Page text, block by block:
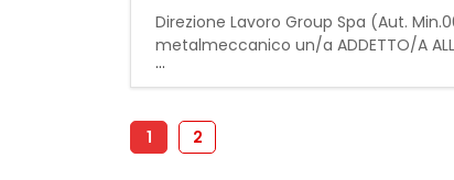
Direzione Lavoro Group Spa (Aut.
metalmeccanico un/a ADDETTO/A
carico e scarico pezzi su catena di
...
1 2